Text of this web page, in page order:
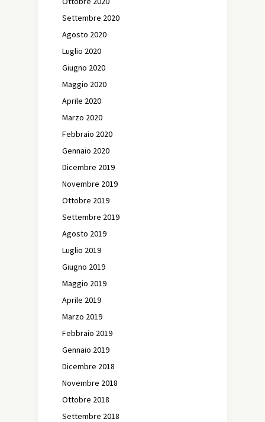
Settembre 2020
Agosto 2020
Luglio 2020
Giugno 2020
Maggio 2020
Aprile 2020
Marzo 2020
Febbraio 2020
Gennaio 2020
Dicembre 2019
Novembre 2019
Ottobre 2019
Settembre 2019
Agosto 2019
Luglio 2019
Giugno 2019
Maggio 2019
Aprile 2019
Marzo 2019
Febbraio 2019
Gennaio 2019
Dicembre 2018
Novembre 2018
Ottobre 2018
Settembre 2018